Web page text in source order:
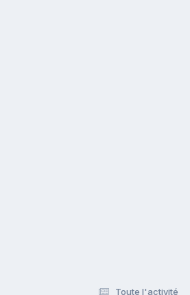
Toute l'activité